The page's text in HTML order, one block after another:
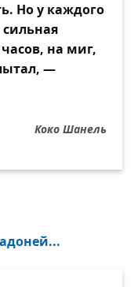
Но у каждого
на миг,
—
Коко Шанель